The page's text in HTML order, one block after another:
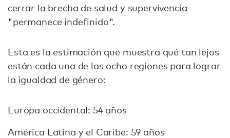
cerrar la brecha de salud y supervivencia
"permanece indefinido".
Esta es la estimación que muestra qué tan lejos
están cada una de las ocho regiones para lograr
la igualdad de género:
Europa occidental: 54 años
América Latina y el Caribe: 59 años